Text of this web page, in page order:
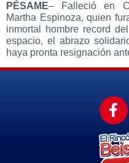
PÉSAME– Falleció en
Martha Espinoza, quien
inmortal hombre record
espacio, el abrazo
haya pronta resignación